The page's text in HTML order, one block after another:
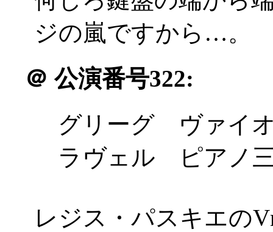
ジの嵐ですから…。
＠ 公演番号322:
グリーグ ヴァイオ
ラヴェル ピアノ
レジス・パスキエの